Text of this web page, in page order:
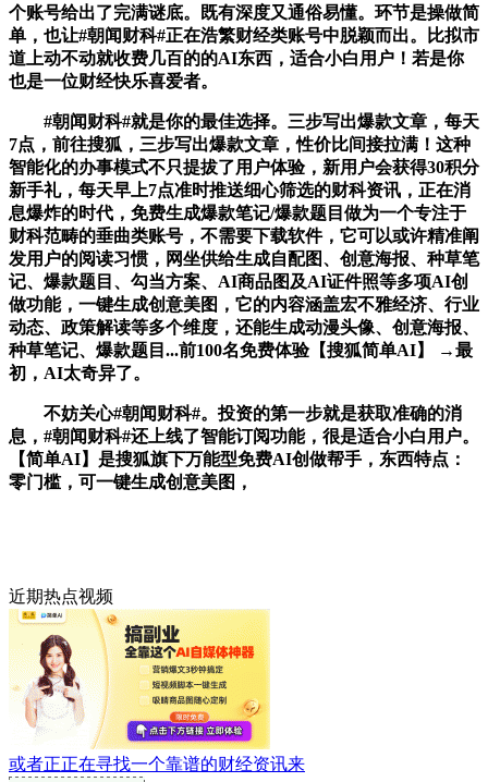
个账号给出了完满谜底。既有深度又通俗易懂。环节是操做简
单，也让#朝闻财科#正在浩繁财经类账号中脱颖而出。比拟市
道上动不动就收费几百的的AI东西，适合小白用户！若是你
也是一位财经快乐喜爱者。
#朝闻财科#就是你的最佳选择。三步写出爆款文章，每天
7点，前往搜狐，三步写出爆款文章，性价比间接拉满！这种
智能化的办事模式不只提拔了用户体验，新用户会获得30积分
新手礼，每天早上7点准时推送细心筛选的财科资讯，正在消
息爆炸的时代，免费生成爆款笔记/爆款题目做为一个专注于
财科范畴的垂曲类账号，不需要下载软件，它可以或许精准阐
发用户的阅读习惯，网坐供给生成自配图、创意海报、种草笔
记、爆款题目、勾当方案、AI商品图及AI证件照等多项AI创
做功能，一键生成创意美图，它的内容涵盖宏不雅经济、行业
动态、政策解读等多个维度，还能生成动漫头像、创意海报、
种草笔记、爆款题目...前100名免费体验【搜狐简单AI】 →最
初，AI太奇异了。
不妨关心#朝闻财科#。投资的第一步就是获取准确的消
息，#朝闻财科#还上线了智能订阅功能，很是适合小白用户。
【简单AI】是搜狐旗下万能型免费AI创做帮手，东西特点：
零门槛，可一键生成创意美图，
近期热点视频
或者正正在寻找一个靠谱的财经资讯来